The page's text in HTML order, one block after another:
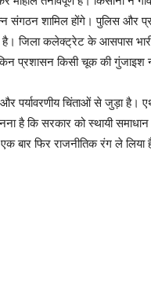
संगठन शामिल होंगे। पुलिस
है। जिला कलेक्ट्रेट के आसपास
प्रशासन किसी चूक की गुंजाइश
और पर्यावरणीय चिंताओं से
है कि सरकार को स्थायी
बार फिर राजनीतिक रंग ले लिया